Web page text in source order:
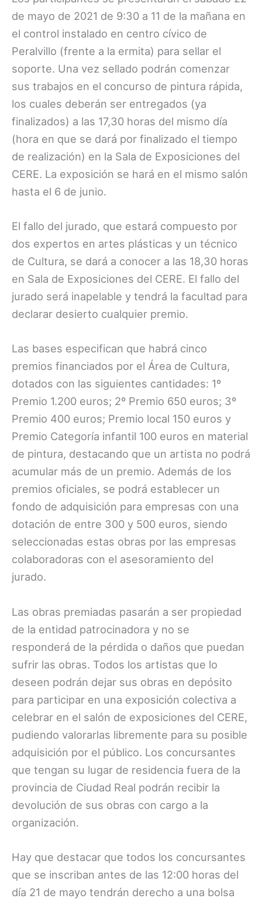
de mayo de 2021 de 9:30 a 11 de la mañana en
el control instalado en centro cívico de
Peralvillo (frente a la ermita) para sellar el
soporte. Una vez sellado podrán comenzar
sus trabajos en el concurso de pintura rápida,
los cuales deberán ser entregados (ya
finalizados) a las 17,30 horas del mismo día
(hora en que se dará por finalizado el tiempo
de realización) en la Sala de Exposiciones del
CERE. La exposición se hará en el mismo salón
hasta el 6 de junio.
El fallo del jurado, que estará compuesto por
dos expertos en artes plásticas y un técnico
de Cultura, se dará a conocer a las 18,30 horas
en Sala de Exposiciones del CERE. El fallo del
jurado será inapelable y tendrá la facultad para
declarar desierto cualquier premio.
Las bases especifican que habrá cinco
premios financiados por el Área de Cultura,
dotados con las siguientes cantidades: 1º
Premio 1.200 euros; 2º Premio 650 euros; 3º
Premio 400 euros; Premio local 150 euros y
Premio Categoría infantil 100 euros en material
de pintura, destacando que un artista no podrá
acumular más de un premio. Además de los
premios oficiales, se podrá establecer un
fondo de adquisición para empresas con una
dotación de entre 300 y 500 euros, siendo
seleccionadas estas obras por las empresas
colaboradoras con el asesoramiento del
jurado.
Las obras premiadas pasarán a ser propiedad
de la entidad patrocinadora y no se
responderá de la pérdida o daños que puedan
sufrir las obras. Todos los artistas que lo
deseen podrán dejar sus obras en depósito
para participar en una exposición colectiva a
celebrar en el salón de exposiciones del CERE,
pudiendo valorarlas libremente para su posible
adquisición por el público. Los concursantes
que tengan su lugar de residencia fuera de la
provincia de Ciudad Real podrán recibir la
devolución de sus obras con cargo a la
organización.
Hay que destacar que todos los concursantes
que se inscriban antes de las 12:00 horas del
día 21 de mayo tendrán derecho a una bolsa